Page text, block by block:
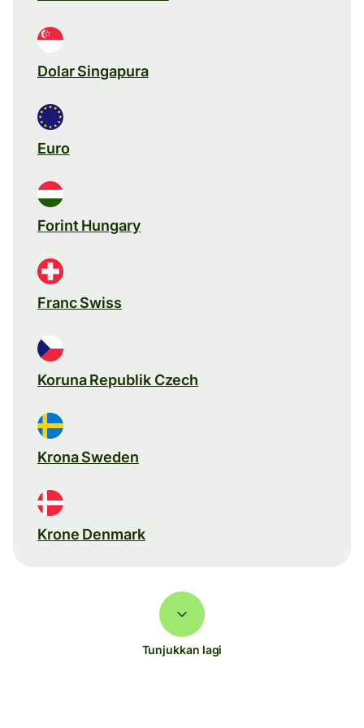
Dolar Singapura
Euro
Forint Hungary
Franc Swiss
Koruna Republik Czech
Krona Sweden
Krone Denmark
Tunjukkan lagi